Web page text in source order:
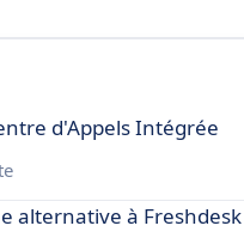
d'Appels Intégrée
alternative à